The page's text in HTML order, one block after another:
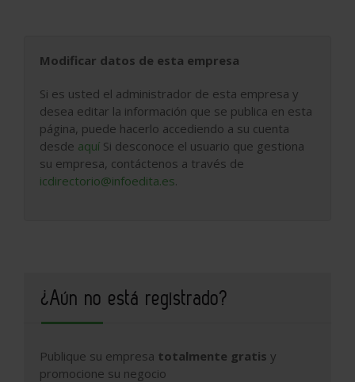
Modificar datos de esta empresa
Si es usted el administrador de esta empresa y
desea editar la información que se publica en esta
página, puede hacerlo accediendo a su cuenta
desde aquí Si desconoce el usuario que gestiona
su empresa, contáctenos a través de
icdirectorio@infoedita.es.
¿Aún no está registrado?
Publique su empresa totalmente gratis y
promocione su negocio